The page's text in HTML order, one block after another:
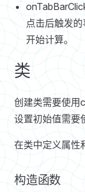
点击后触发
开始计算。
类
创建类需要使用
设置初始值需要
在类中定义属性
构造函数